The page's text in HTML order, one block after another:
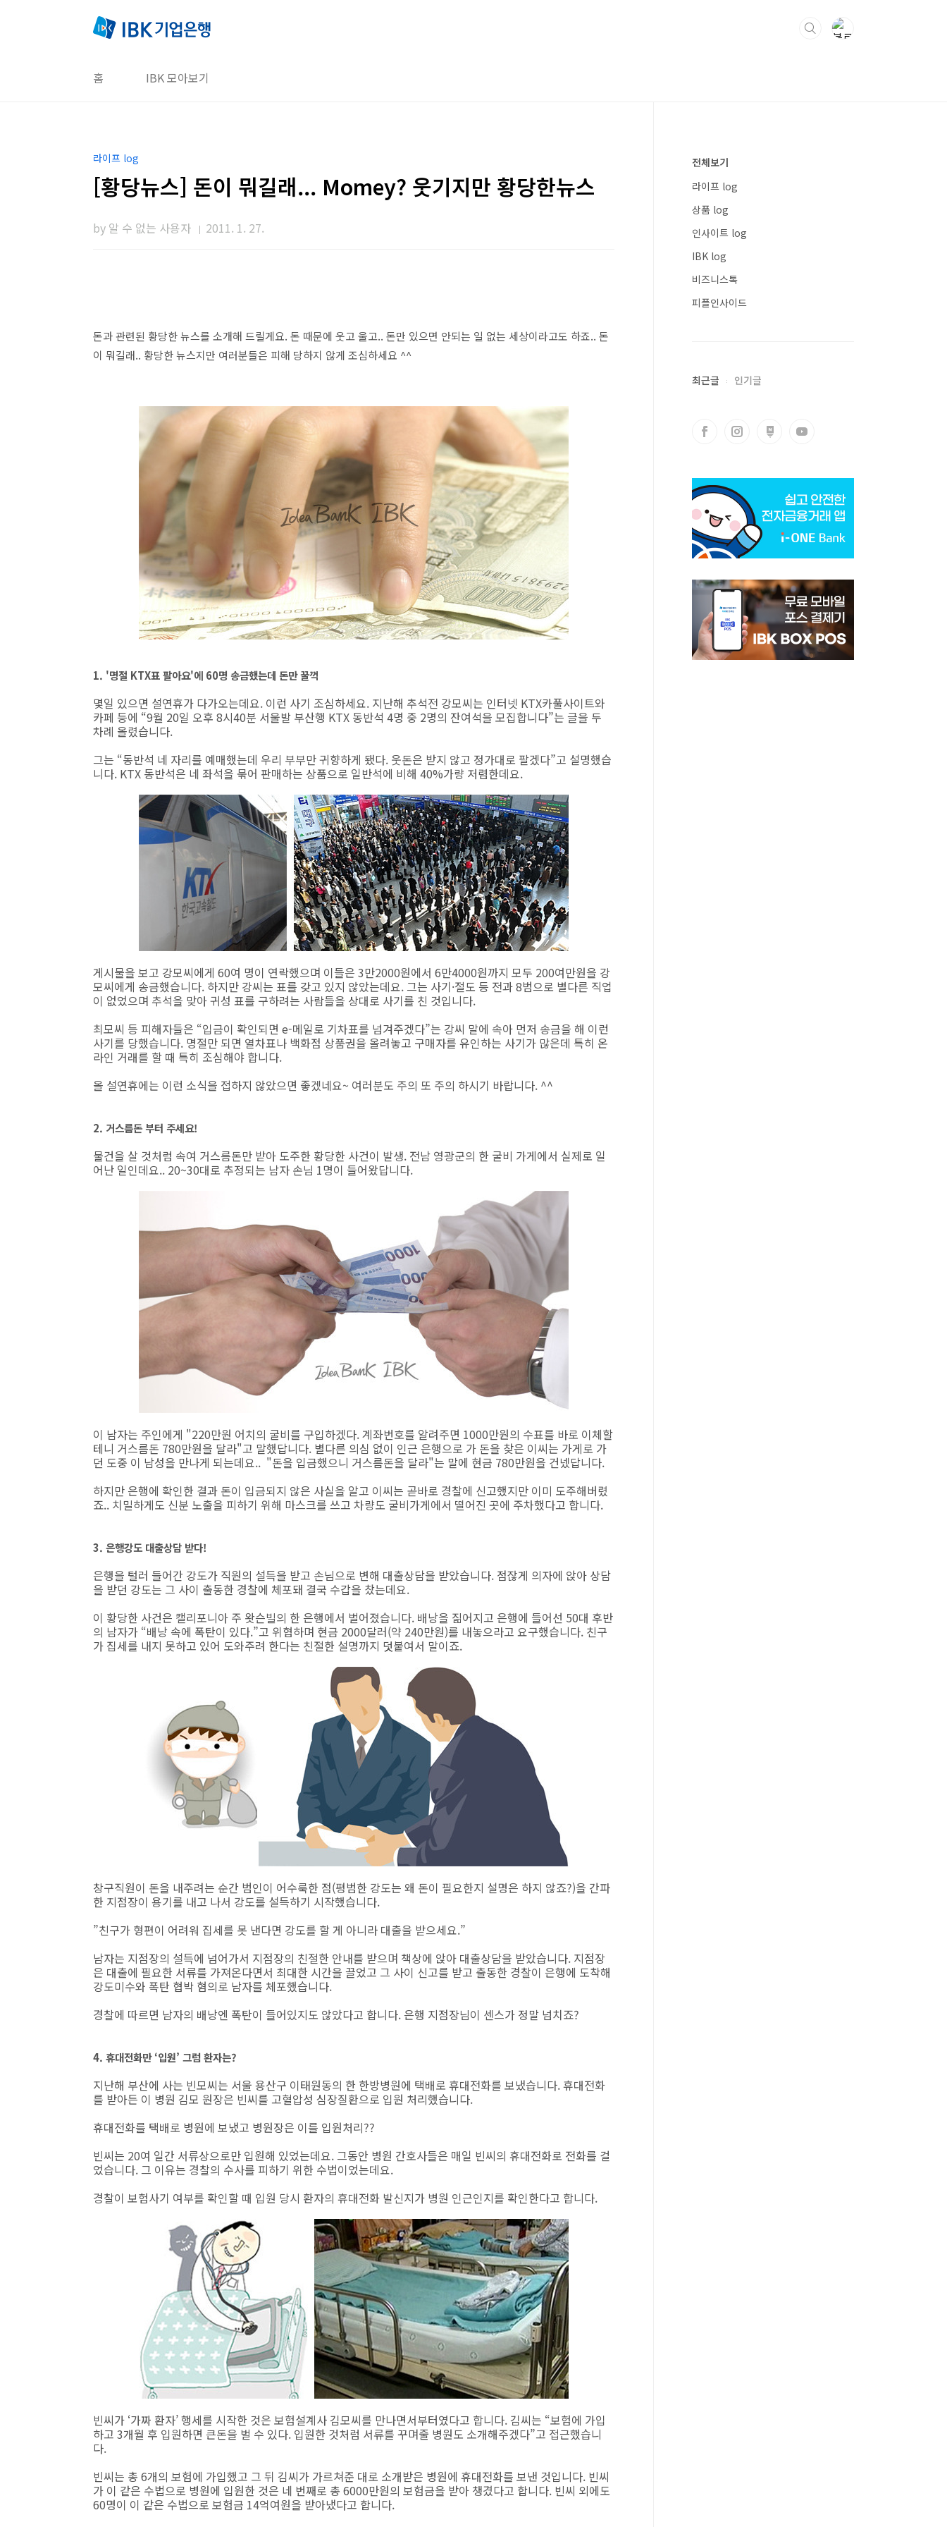
홈 IBK 모아보기
라이프 log
[황당뉴스] 돈이 뭐길래... Momey? 웃기지만 황당한뉴스
by 알 수 없는 사용자 2011. 1. 27.
돈과 관련된 황당한 뉴스를 소개해 드릴게요. 돈 때문에 웃고 울고.. 돈만 있으면 안되는 일 없는 세상이라고도 하죠.. 돈
이 뭐길래.. 황당한 뉴스지만 여러분들은 피해 당하지 않게 조심하세요 ^^
1. '명절 KTX표 팔아요'에 60명 송금했는데 돈만 꿀꺽
몇일 있으면 설연휴가 다가오는데요. 이런 사기 조심하세요. 지난해 추석전 강모씨는 인터넷 KTX카풀사이트와
카페 등에 “9월 20일 오후 8시40분 서울발 부산행 KTX 동반석 4명 중 2명의 잔여석을 모집합니다”는 글을 두
차례 올렸습니다.
그는 “동반석 네 자리를 예매했는데 우리 부부만 귀향하게 됐다. 웃돈은 받지 않고 정가대로 팔겠다”고 설명했습
니다. KTX 동반석은 네 좌석을 묶어 판매하는 상품으로 일반석에 비해 40%가량 저렴한데요.
게시물을 보고 강모씨에게 60여 명이 연락했으며 이들은 3만2000원에서 6만4000원까지 모두 200여만원을 강
모씨에게 송금했습니다. 하지만 강씨는 표를 갖고 있지 않았는데요. 그는 사기·절도 등 전과 8범으로 별다른 직업
이 없었으며 추석을 맞아 귀성 표를 구하려는 사람들을 상대로 사기를 친 것입니다.
최모씨 등 피해자들은 “입금이 확인되면 e-메일로 기차표를 넘겨주겠다”는 강씨 말에 속아 먼저 송금을 해 이런
사기를 당했습니다. 명절만 되면 열차표나 백화점 상품권을 올려놓고 구매자를 유인하는 사기가 많은데 특히 온
라인 거래를 할 때 특히 조심해야 합니다.
올 설연휴에는 이런 소식을 접하지 않았으면 좋겠네요~ 여러분도 주의 또 주의 하시기 바랍니다. ^^
2. 거스름돈 부터 주세요!
물건을 살 것처럼 속여 거스름돈만 받아 도주한 황당한 사건이 발생. 전남 영광군의 한 굴비 가게에서 실제로 일
어난 일인데요.. 20~30대로 추정되는 남자 손님 1명이 들어왔답니다.
이 남자는 주인에게 "220만원 어치의 굴비를 구입하겠다. 계좌번호를 알려주면 1000만원의 수표를 바로 이체할
테니 거스름돈 780만원을 달라"고 말했답니다. 별다른 의심 없이 인근 은행으로 가 돈을 찾은 이씨는 가게로 가
던 도중 이 남성을 만나게 되는데요.. "돈을 입금했으니 거스름돈을 달라"는 말에 현금 780만원을 건넸답니다.
하지만 은행에 확인한 결과 돈이 입금되지 않은 사실을 알고 이씨는 곧바로 경찰에 신고했지만 이미 도주해버렸
죠.. 치밀하게도 신분 노출을 피하기 위해 마스크를 쓰고 차량도 굴비가게에서 떨어진 곳에 주차했다고 합니다.
3. 은행강도 대출상담 받다!
은행을 털러 들어간 강도가 직원의 설득을 받고 손님으로 변해 대출상담을 받았습니다. 점잖게 의자에 앉아 상담
을 받던 강도는 그 사이 출동한 경찰에 체포돼 결국 수갑을 찼는데요.
이 황당한 사건은 캘리포니아 주 왓슨빌의 한 은행에서 벌어졌습니다. 배낭을 짊어지고 은행에 들어선 50대 후반
의 남자가 “배낭 속에 폭탄이 있다.”고 위협하며 현금 2000달러(약 240만원)를 내놓으라고 요구했습니다. 친구
가 집세를 내지 못하고 있어 도와주려 한다는 친절한 설명까지 덧붙여서 말이죠.
창구직원이 돈을 내주려는 순간 범인이 어수룩한 점(평범한 강도는 왜 돈이 필요한지 설명은 하지 않죠?)을 간파
한 지점장이 용기를 내고 나서 강도를 설득하기 시작했습니다.
”친구가 형편이 어려워 집세를 못 낸다면 강도를 할 게 아니라 대출을 받으세요.”
남자는 지점장의 설득에 넘어가서 지점장의 친절한 안내를 받으며 책상에 앉아 대출상담을 받았습니다. 지점장
은 대출에 필요한 서류를 가져온다면서 최대한 시간을 끌었고 그 사이 신고를 받고 출동한 경찰이 은행에 도착해
강도미수와 폭탄 협박 혐의로 남자를 체포했습니다.
경찰에 따르면 남자의 배낭엔 폭탄이 들어있지도 않았다고 합니다. 은행 지점장님이 센스가 정말 넘치죠?
4. 휴대전화만 ‘입원’ 그럼 환자는?
지난해 부산에 사는 빈모씨는 서울 용산구 이태원동의 한 한방병원에 택배로 휴대전화를 보냈습니다. 휴대전화
를 받아든 이 병원 김모 원장은 빈씨를 고혈압성 심장질환으로 입원 처리했습니다.
휴대전화를 택배로 병원에 보냈고 병원장은 이를 입원처리??
빈씨는 20여 일간 서류상으로만 입원해 있었는데요. 그동안 병원 간호사들은 매일 빈씨의 휴대전화로 전화를 걸
었습니다. 그 이유는 경찰의 수사를 피하기 위한 수법이었는데요.
경찰이 보험사기 여부를 확인할 때 입원 당시 환자의 휴대전화 발신지가 병원 인근인지를 확인한다고 합니다.
빈씨가 ‘가짜 환자’ 행세를 시작한 것은 보험설계사 김모씨를 만나면서부터였다고 합니다. 김씨는 “보험에 가입
하고 3개월 후 입원하면 큰돈을 벌 수 있다. 입원한 것처럼 서류를 꾸며줄 병원도 소개해주겠다”고 접근했습니
다.
빈씨는 총 6개의 보험에 가입했고 그 뒤 김씨가 가르쳐준 대로 소개받은 병원에 휴대전화를 보낸 것입니다. 빈씨
가 이 같은 수법으로 병원에 입원한 것은 네 번째로 총 6000만원의 보험금을 받아 챙겼다고 합니다. 빈씨 외에도
60명이 이 같은 수법으로 보험금 14억여원을 받아냈다고 합니다.
전체보기
라이프 log
상품 log
인사이트 log
IBK log
비즈니스톡
피플인사이드
최근글 인기글